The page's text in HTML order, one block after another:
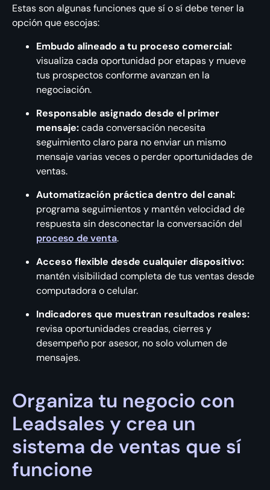
Estas son algunas funciones que sí o sí debe tener la
opción que escojas:
Embudo alineado a tu proceso comercial:
visualiza cada oportunidad por etapas y mueve
tus prospectos conforme avanzan en la
negociación.
Responsable asignado desde el primer
mensaje:cada conversación necesita
seguimiento claro para no enviar un mismo
mensaje varias veces o perder oportunidades de
ventas.
Automatización práctica dentro del canal:
programa seguimientos y mantén velocidad de
respuesta sin desconectar la conversación del
proceso de venta.
Acceso flexible desde cualquier dispositivo:
mantén visibilidad completa de tus ventas desde
computadora o celular.
Indicadores que muestran resultados reales:
revisa oportunidades creadas, cierres y
desempeño por asesor, no solo volumen de
mensajes.
Organiza tu negocio con
Leadsales y crea un
sistema de ventas que sí
funcione